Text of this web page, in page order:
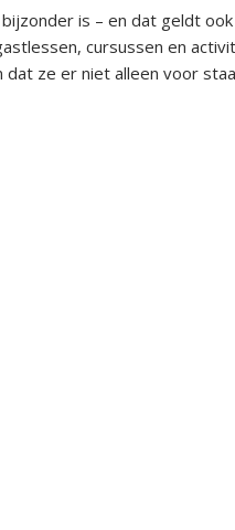
is – en dat geldt
cursussen en
ze er niet alleen voor